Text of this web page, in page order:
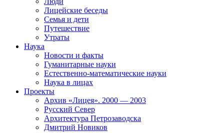
Лицейские беседы
Семья и дети
Путешествие
Утраты
Наука
Новости и факты
Гуманитарные науки
Естественно-математические науки
Наука в лицах
Проекты
Архив «Лицея». 2000 — 2003
Русский Север
Архитектура Петрозаводска
Дмитрий Новиков